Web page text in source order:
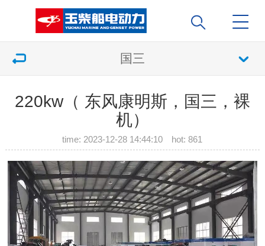
国三
220kw（ 东风康明斯，国三，裸
机）
time: 2023-12-28 14:44:10 hot:861